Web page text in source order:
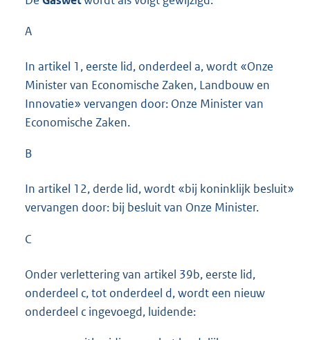
A
In artikel 1, eerste lid, onderdeel a, wordt «Onze
Minister van Economische Zaken, Landbouw en
Innovatie» vervangen door: Onze Minister van
Economische Zaken.
B
In artikel 12, derde lid, wordt «bij koninklijk besluit»
vervangen door: bij besluit van Onze Minister.
C
Onder verlettering van artikel 39b, eerste lid,
onderdeel c, tot onderdeel d, wordt een nieuw
onderdeel c ingevoegd, luidende: